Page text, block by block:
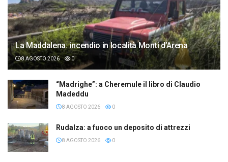
La Maddalena: incendio in località Monti d’Arena
8 AGOSTO 2026 0
“Madrighe”: a Cheremule il libro di Claudio
Madeddu
8 AGOSTO 2026 0
Rudalza: a fuoco un deposito di attrezzi
8 AGOSTO 2026 0